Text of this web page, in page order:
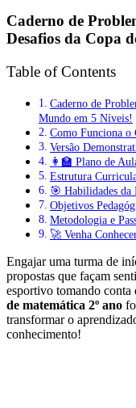
Caderno de
Desafios da Copa
Table of Contents
Caderno de
Mundo em 5 Níveis!
Como Funciona o
Versão
👩‍🏫 Plano de
Estrutura
🎯 Habilidades da
Objetivos
Metodologia e
🚀 Venha
Engajar uma turma de
propostas que façam
esportivo tomando conta
de matemática 2º ano
transformar o
conhecimento!